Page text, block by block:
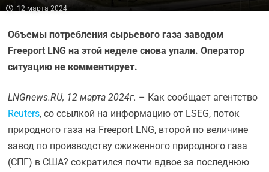
12 марта 2024
Объемы потребления сырьевого газа заводом
Freeport LNG на этой неделе снова упали. Оператор
ситуациюне комментирует.
LNGnews.RU, 12 марта 2024г. – Как сообщает агентство
Reuters, со ссылкой на информацию от LSEG, поток
природного газа на Freeport LNG, второй по величине
завод по производству сжиженного природного газа
(СПГ) в США? сократился почти вдвое за последнюю